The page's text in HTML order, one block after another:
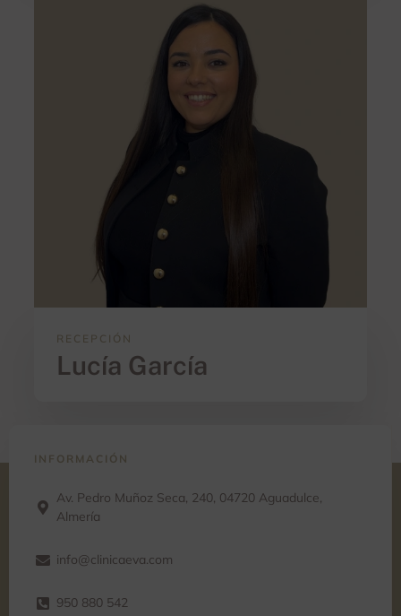
RECEPCIÓN
Lucía García
INFORMACIÓN
Av. Pedro Muñoz Seca, 240, 04720 Aguadulce,
Almería
info@clinicaeva.com
950 880 542